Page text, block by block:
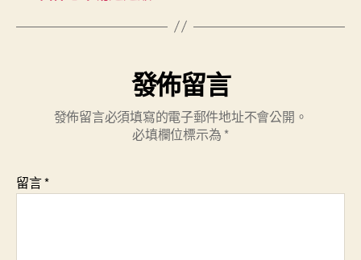
發佈留言
發佈留言必須填寫的電子郵件地址不會公開。
必填欄位標示為 *
留言*